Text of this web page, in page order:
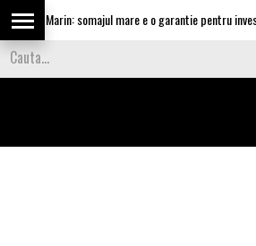
Marin: somajul mare e o garantie pentru investitori